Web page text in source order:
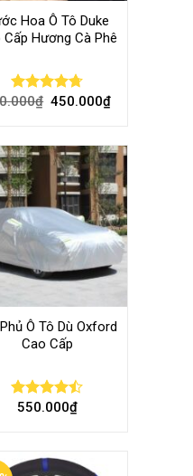
Hoa Ô Tô Duke
Cấp Hương Cà Phê
Rated4.70
₫ 450.000₫
Ô Tô Dù Oxford
Cao Cấp
Rated
550.000₫